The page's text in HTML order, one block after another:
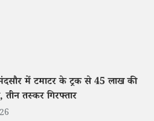
में टमाटर के ट्रक से 45 लाख की
तस्कर गिरफ्तार